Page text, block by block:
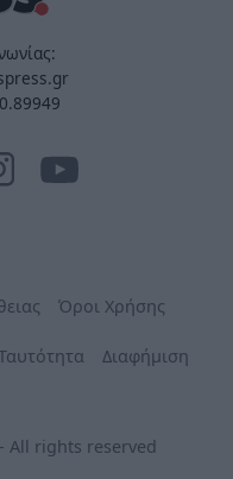
Όροι Χρήσης
Διαφήμιση
All rights reserved